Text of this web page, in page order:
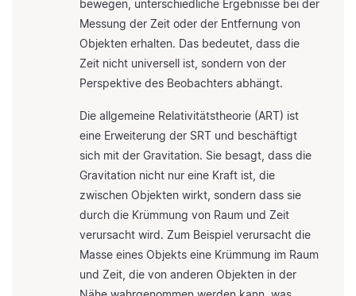
bewegen, unterschiedliche Ergebnisse bei der
Messung der Zeit oder der Entfernung von
Objekten erhalten. Das bedeutet, dass die
Zeit nicht universell ist, sondern von der
Perspektive des Beobachters abhängt.
Die allgemeine Relativitätstheorie (ART) ist
eine Erweiterung der SRT und beschäftigt
sich mit der Gravitation. Sie besagt, dass die
Gravitation nicht nur eine Kraft ist, die
zwischen Objekten wirkt, sondern dass sie
durch die Krümmung von Raum und Zeit
verursacht wird. Zum Beispiel verursacht die
Masse eines Objekts eine Krümmung im Raum
und Zeit, die von anderen Objekten in der